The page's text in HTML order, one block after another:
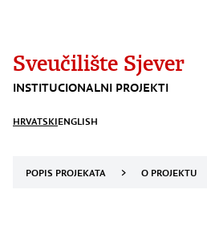
Sveučilište Sjever
INSTITUCIONALNI PROJEKTI
HRVATSKIENGLISH
POPIS PROJEKATA > O PROJEKTU